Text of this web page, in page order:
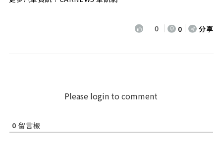
0 0 分享
Please login to comment
0 留言板